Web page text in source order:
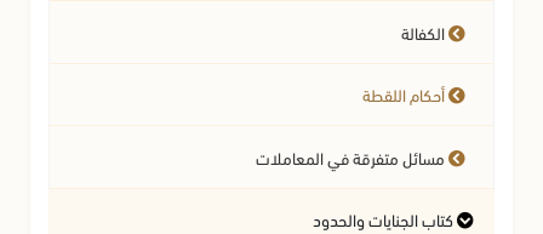
أحكام النسب
أحكام الوصية وتصرفات المريض
الكفالة
أحكام اللقطة
مسائل متفرقة في المعاملات
كتاب الجنايات والحدود